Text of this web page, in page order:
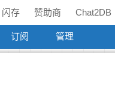
闪存 赞助商 Chat2DB
订阅 管理